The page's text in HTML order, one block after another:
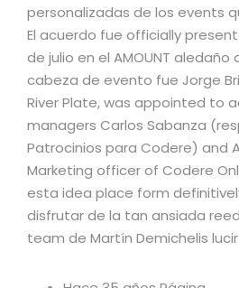
personalizadas de los events
El acuerdo fue officially
de julio en el AMOUNT aledaño
cabeza de evento fue Jorge
River Plate, was appointed to
managers Carlos Sabanza
Patrocinios para Codere) and
Marketing officer of Codere
esta idea place form
disfrutar de la tan ansiada
team de Martín Demichelis